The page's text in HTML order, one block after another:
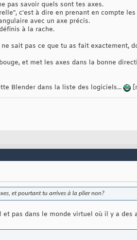
pas savoir quels sont tes axes.
c'est à dire en prenant en compte
avec un axe précis.
à la rache.
sait pas ce que tu as fait exactement,
et met les axes dans la bonne
Blender dans la liste des logiciels...
et pourtant tu arrives à la plier non?
et pas dans le monde virtuel où il y a des